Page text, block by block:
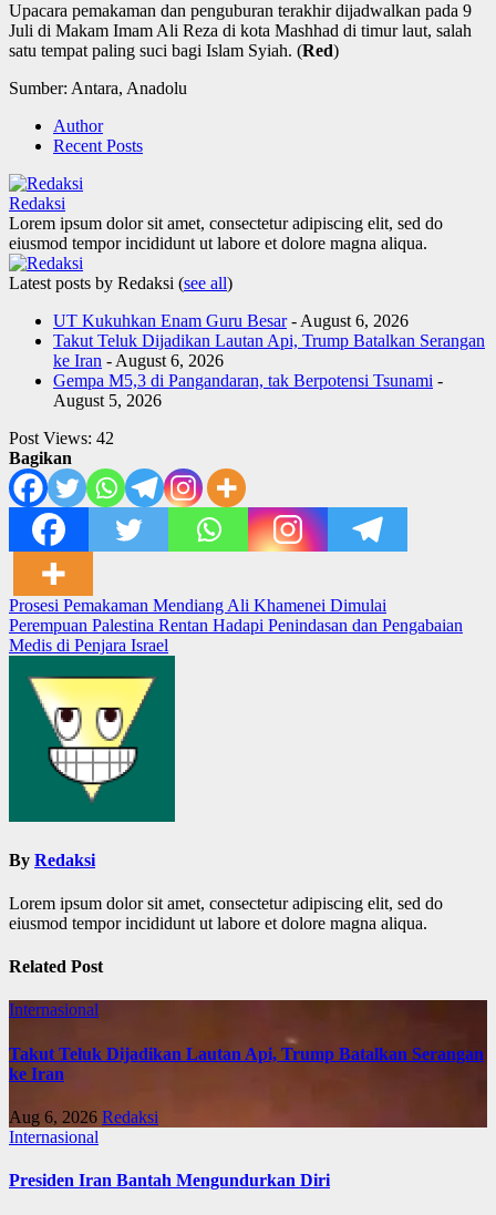
Upacara pemakaman dan penguburan terakhir dijadwalkan pada 9
Juli di Makam Imam Ali Reza di kota Mashhad di timur laut, salah
satu tempat paling suci bagi Islam Syiah. (Red)
Sumber: Antara, Anadolu
Author
Recent Posts
Redaksi
Lorem ipsum dolor sit amet, consectetur adipiscing elit, sed do
eiusmod tempor incididunt ut labore et dolore magna aliqua.
Latest posts by Redaksi (see all)
UT Kukuhkan Enam Guru Besar- August 6, 2026
Takut Teluk Dijadikan Lautan Api, Trump Batalkan Serangan
ke Iran - August 6, 2026
Gempa M5,3 di Pangandaran, tak Berpotensi Tsunami -
August 5, 2026
Post Views: 42
Bagikan
Post
navigation
Prosesi Pemakaman Mendiang Ali Khamenei Dimulai
Perempuan Palestina Rentan Hadapi Penindasan dan Pengabaian
Medis di Penjara Israel
By Redaksi
Lorem ipsum dolor sit amet, consectetur adipiscing elit, sed do
eiusmod tempor incididunt ut labore et dolore magna aliqua.
Related Post
Internasional
Takut Teluk Dijadikan Lautan Api, Trump Batalkan Serangan
ke Iran
Aug 6, 2026 Redaksi
Internasional
Presiden Iran Bantah Mengundurkan Diri